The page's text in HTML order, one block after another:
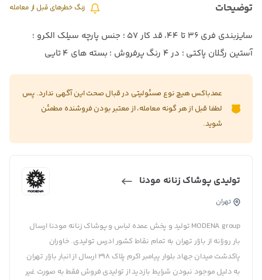
توضیحات زنگ خطرهای قبل از معامله
سایزبندی فری ۳۶ تا ۴۴، قد کار ۵۷ ؛ جنس پارچه سیلک الکرو ؛
آستین رگلان پاکتی ؛ در ۴ رنگ پرفروش ؛ بسته های ۴ تایی
عمدباکس هیچ نوع مسئولیتی در قبال صحت این آگهی ندارد. پس
لطفا قبل از هر گونه معامله، از معتبر بودن فروشنده مطمئن
شوید.
تولیدی پوشاک زنانه مودنا
تهران
MODENA group تولید و پخش عمده لباس و پوشاک زنانه مودنا ارسال
بار روزانه از بازار تهران به تمام نقاط کشور ادرس تولیدی. خاوران
پاکدشت میدان جهاد بلوار پیامبر اکرم پلاک ۲۹۸ ارسال از انبار بازار تهران
به دلیل موجود نبودن شرایط بازدید از تولیدی فروش فقط به صورت غیر